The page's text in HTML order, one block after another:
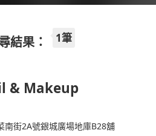
結果： 1筆
& Makeup
街2A號銀城廣場地庫B28舖